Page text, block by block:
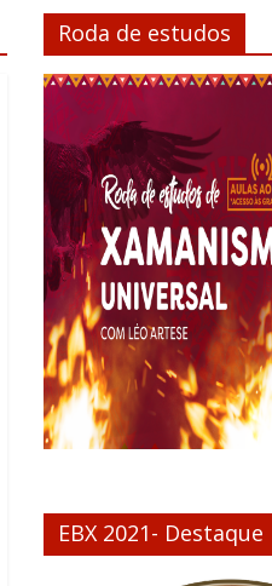
Roda de estudos
EBX 2021- Destaque